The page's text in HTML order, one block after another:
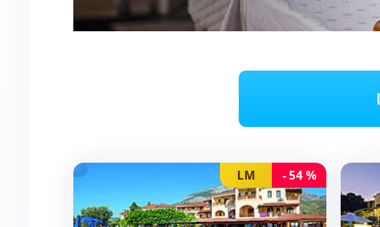
LM -54%